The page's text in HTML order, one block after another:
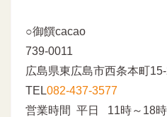
○御饌cacao
739-0011
広島県東広島市西条本町
TEL082-437-3577
営業時間 平日 11時～18時